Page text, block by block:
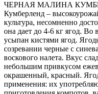
ЧЕРНАЯ МАЛИНА
Кумберленд –
культура, несомненно
она дает до 4-6 кг ягод. Во
усыпан кистями ягод.
созревании черные с
воскового налета. Вкус
небольшим привкусом
окрашенный, красный.
применения: их